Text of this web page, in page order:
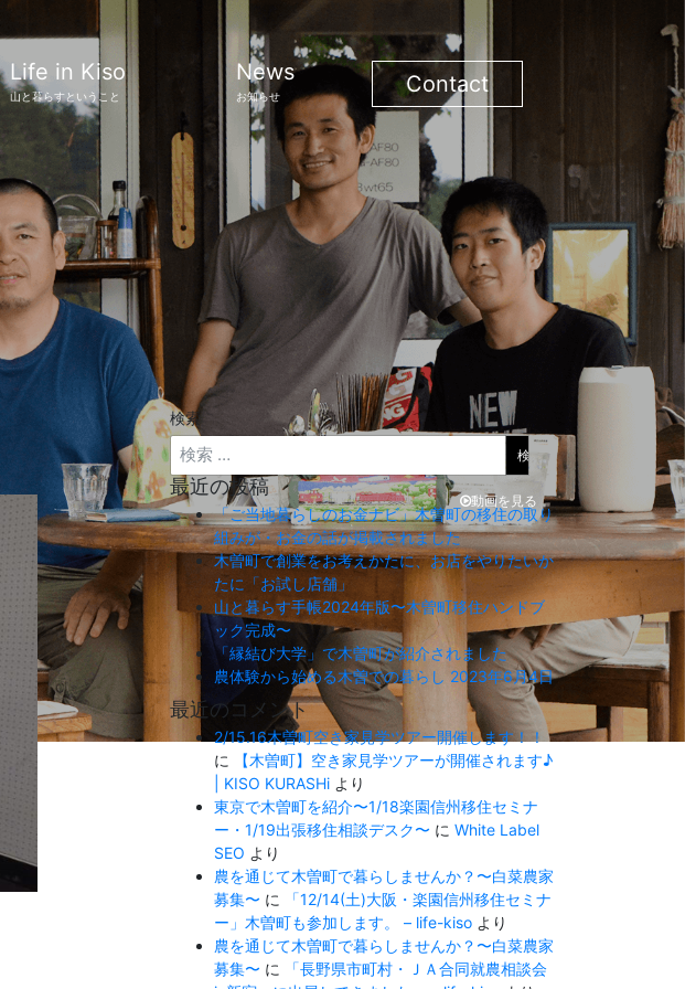
Life in Kiso
山と暮らすということ
News
お知らせ Contact
動画を見る
検索
最近の投稿
「ご当地暮らしのお金ナビ」木曽町の移住の取り
組みが・お金の話が掲載されました
木曽町で創業をお考えかたに、お店をやりたいか
たに「お試し店舗」
山と暮らす手帳2024年版〜木曽町移住ハンドブ
ック完成〜
「縁結び大学」で木曽町が紹介されました
農体験から始める木曽での暮らし 2023年6月4日
最近のコメント
2/15.16木曽町空き家見学ツアー開催します！！
に
【木曽町】空き家見学ツアーが開催されます♪
| KISO KURASHi より
東京で木曽町を紹介〜1/18楽園信州移住セミナ
ー・1/19出張移住相談デスク〜 に White Label
SEO より
農を通じて木曽町で暮らしませんか？〜白菜農家
募集〜 に
「12/14(土)大阪・楽園信州移住セミナ
ー」木曽町も参加します。 – life-kiso より
農を通じて木曽町で暮らしませんか？〜白菜農家
募集〜 に
「長野県市町村・ＪＡ合同就農相談会